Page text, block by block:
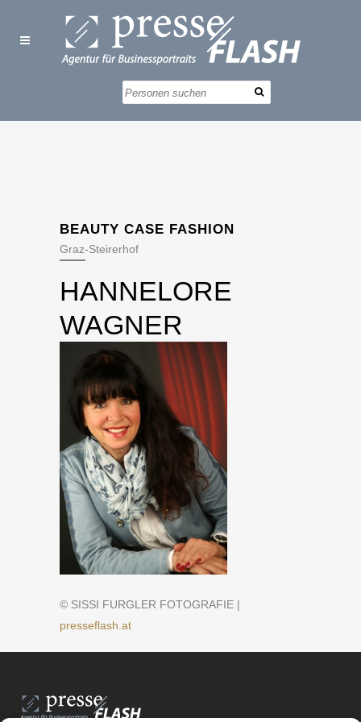
BEAUTY CASE FASHION
Graz-Steirerhof
HANNELORE
WAGNER
© SISSI FURGLER FOTOGRAFIE |
presseflash.at